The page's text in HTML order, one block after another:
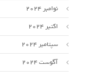
نوامبر 2024
اکتبر 2024
سپتامبر 2024
آگوست 2024